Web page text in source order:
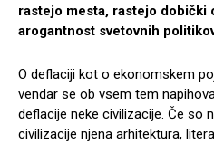
rastejo mesta, rastejo
arogantnost svetovnih
O deflaciji kot o ekonomskem
vendar se ob vsem tem
deflacije neke civilizacije. Če so
civilizacije njena arhitektura,